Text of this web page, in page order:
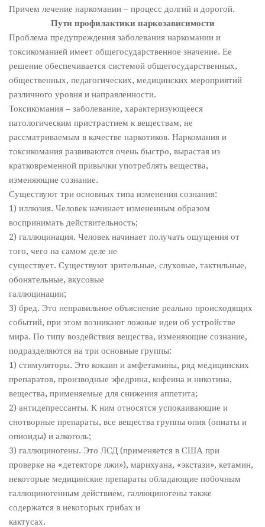
Причем лечение наркомании – процесс долгий и дорогой.
Пути профилактики наркозависимости
Проблема предупреждения заболевания наркомании и
токсикоманией имеет общегосударственное значение. Ее
решение обеспечивается системой общегосударственных,
общественных, педагогических, медицинских мероприятий
различного уровня и направленности.
Токсикомания – заболевание, характеризующееся
патологическим пристрастием к веществам, не
рассматриваемым в качестве наркотиков. Наркомания и
токсикомания развиваются очень быстро, вырастая из
кратковременной привычки употреблять вещества,
изменяющие сознание.
Существуют три основных типа изменения сознания:
1) иллюзия. Человек начинает измененным образом
воспринимать действительность;
2) галлюцинация. Человек начинает получать ощущения от
того, чего на самом деле не
существует. Существуют зрительные, слуховые, тактильные,
обонятельные, вкусовые
галлюцинации;
3) бред. Это неправильное объяснение реально происходящих
событий, при этом возникают ложные идеи об устройстве
мира. По типу воздействия вещества, изменяющие сознание,
подразделяются на три основные группы:
1) стимуляторы. Это кокаин и амфетамины, ряд медицинских
препаратов, производные эфедрина, кофеина и никотина,
вещества, применяемые для снижения аппетита;
2) антидепрессанты. К ним относятся успокаивающие и
снотворные препараты, все вещества группы опия (опиаты и
опиоиды) и алкоголь;
3) галлюциногены. Это ЛСД (применяется в США при
проверке на «детекторе лжи»), марихуана, «экстази», кетамин,
некоторые медицинские препараты обладающие побочным
галлюциногенным действием, галлюциногены также
содержатся в некоторых грибах и
кактусах.